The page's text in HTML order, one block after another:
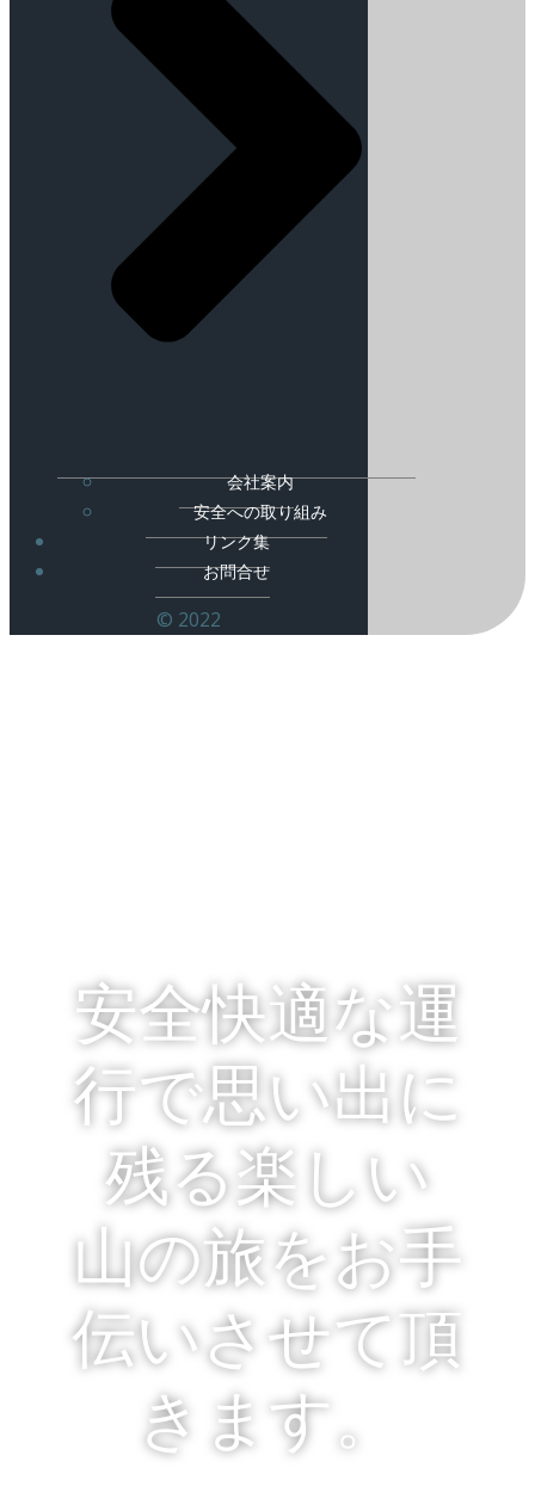
会社案内
安全への取り組み
リンク集
お問合せ
© 2022
安全快適な運
行で思い出に
残る楽しい
山の旅をお手
伝いさせて頂
きます。